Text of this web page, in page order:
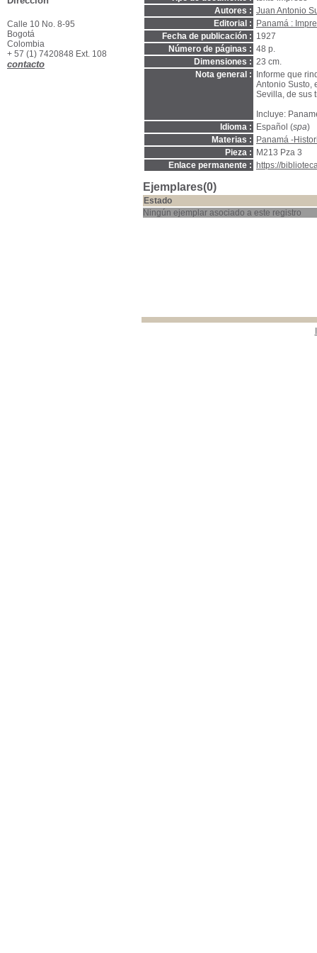
Autores : Juan Antonio
Editorial :
Panamá :
Fecha de publicación : 1927
Número de páginas : 48 p.
Dimensiones : 23 cm.
Nota general :
Informe que
Antonio Susto,
Sevilla, de sus
Incluye:
Idioma :
Español (spa)
Materias :
Panamá -
Pieza :
M213 Pza 3
Enlace permanente :
https://
Ejemplares(0)
Estado
Ningún ejemplar asociado a este registro
Calle 10 No. 8-95
Bogotá
Colombia
+ 57 (1) 7420848 Ext. 108
contacto